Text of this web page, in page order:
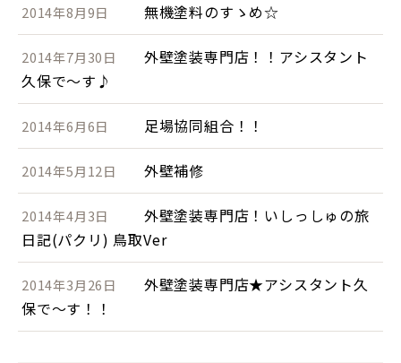
2014年8月9日 無機塗料のすゝめ☆
2014年7月30日
外壁塗装専門店！！アシスタント
久保で～す♪
2014年6月6日 足場協同組合！！
2014年5月12日 外壁補修
2014年4月3日
外壁塗装専門店！いしっしゅの旅
日記(パクリ) 鳥取Ver
2014年3月26日
外壁塗装専門店★アシスタント久
保で～す！！